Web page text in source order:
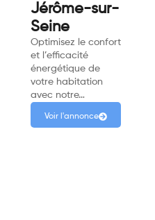
Jérôme-sur-
Seine
Optimisez le confort
et l’efficacité
énergétique de
votre habitation
avec notre…
Voir l'annonce